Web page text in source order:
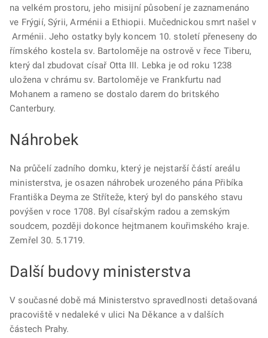
na velkém prostoru, jeho misijní působení je zaznamenáno
ve Frýgií, Sýrii, Arménii a Ethiopii. Mučednickou smrt našel v
Arménii. Jeho ostatky byly koncem 10. století přeneseny do
římského kostela sv. Bartoloměje na ostrově v řece Tiberu,
který dal zbudovat císař Otta III. Lebka je od roku 1238
uložena v chrámu sv. Bartoloměje ve Frankfurtu nad
Mohanem a rameno se dostalo darem do britského
Canterbury.
Náhrobek
​Na průčelí zadního domku, který je nejstarší částí areálu
ministerstva, je osazen náhrobek urozeného pána Přibíka
Františka Deyma ze Stříteže, který byl do panského stavu
povýšen v roce 1708. Byl císařským radou a zemským
soudcem, později dokonce hejtmanem kouřimského kraje.
Zemřel 30. 5.1719.
Další budovy ministerstva
V současné době má Ministerstvo spravedlnosti detašovaná
pracoviště v nedaleké v ulici Na Děkance a v dalších
částech Prahy.